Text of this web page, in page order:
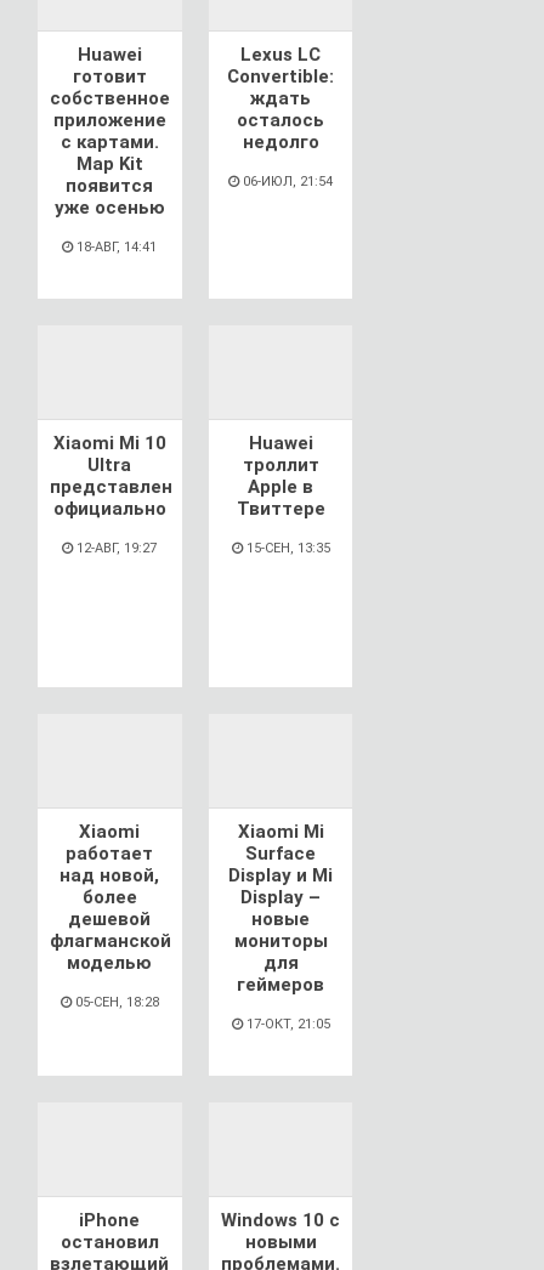
Huawei
готовит
собственное
приложение
с картами.
Map Kit
появится
уже осенью
18-АВГ, 14:41
Lexus LC
Convertible:
ждать
осталось
недолго
06-ИЮЛ, 21:54
Xiaomi Mi 10
Ultra
представлен
официально
12-АВГ, 19:27
Huawei
троллит
Apple в
Твиттере
15-СЕН, 13:35
Xiaomi
работает
над новой,
более
дешевой
флагманской
моделью
05-СЕН, 18:28
Xiaomi Mi
Surface
Display и Mi
Display –
новые
мониторы
для
геймеров
17-ОКТ, 21:05
iPhone
остановил
взлетающий
Windows 10 с
новыми
проблемами.